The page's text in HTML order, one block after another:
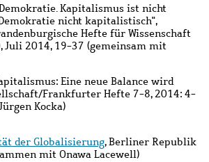
Kapitalismus ist nicht
nicht kapitalistisch",
Hefte für Wissenschaft
Juli 2014, 19-37 (gemeinsam mit
Eine neue Balance wird
Frankfurter Hefte 7-8, 2014: 4-
Kocka)
der Globalisierung, Berliner Republik
mit Onawa Lacewell)